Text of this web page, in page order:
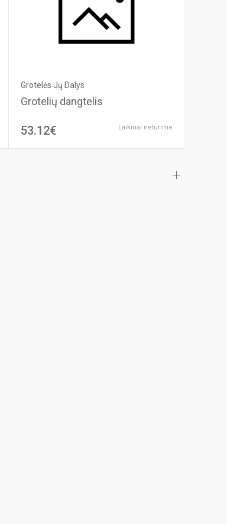
Grotelės Jų Dalys
Grotelių dangtelis
53.12€ Laikinai neturime